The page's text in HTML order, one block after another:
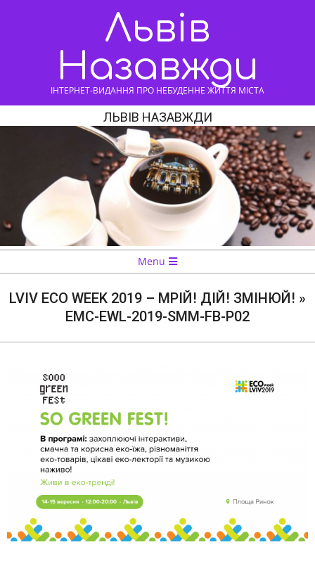
Львів
Назавжди
ІНТЕРНЕТ-ВИДАННЯ ПРО НЕБУДЕННЕ ЖИТТЯ МІСТА
ЛЬВІВ НАЗАВЖДИ
Menu
Menu
LVIV ECO WEEK 2019 – МРІЙ! ДІЙ! ЗМІНЮЙ! »
EMC-EWL-2019-SMM-FB-P02